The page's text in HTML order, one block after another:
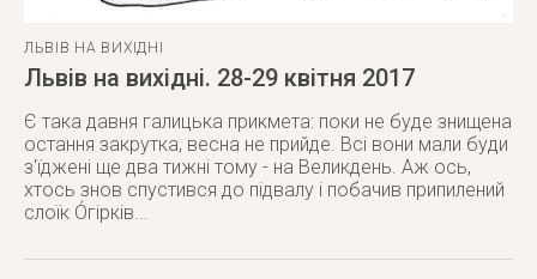
ЛЬВІВ НА ВИХІДНІ
Львів на вихідні. 28-29 квітня 2017
Є така давня галицька прикмета: поки не буде знищена
остання закрутка, весна не прийде. Всі вони мали буди
з'їджені ще два тижні тому - на Великдень. Аж ось,
хтось знов спустився до підвалу і побачив припилений
слоїк Óгірків...